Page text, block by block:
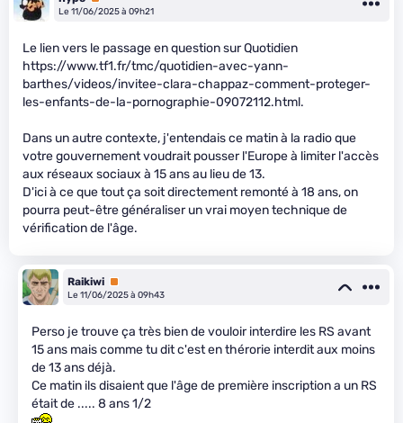
Le 11/06/2025 à 09h21
Le lien vers le passage en question sur Quotidien
https://www.tf1.fr/tmc/quotidien-avec-yann-
barthes/videos/invitee-clara-chappaz-comment-proteger-
les-enfants-de-la-pornographie-09072112.html.
Dans un autre contexte, j'entendais ce matin à la radio que
votre gouvernement voudrait pousser l'Europe à limiter l'accès
aux réseaux sociaux à 15 ans au lieu de 13.
D'ici à ce que tout ça soit directement remonté à 18 ans, on
pourra peut-être généraliser un vrai moyen technique de
vérification de l'âge.
Raikiwi Premium
Le 11/06/2025 à 09h43
Perso je trouve ça très bien de vouloir interdire les RS avant
15 ans mais comme tu dit c'est en thérorie interdit aux moins
de 13 ans déjà.
Ce matin ils disaient que l'âge de première inscription a un RS
était de ..... 8 ans 1/2